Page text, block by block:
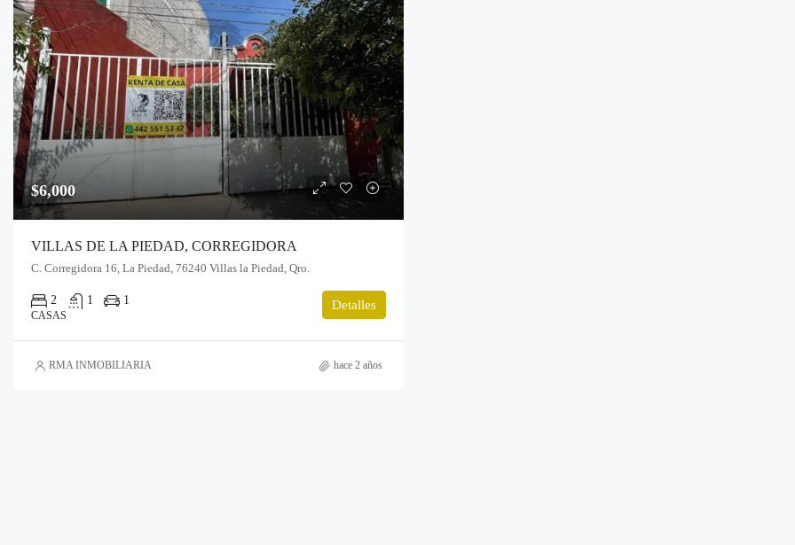
$6,000
VILLAS DE LA PIEDAD, CORREGIDORA
C. Corregidora 16, La Piedad, 76240 Villas la Piedad, Qro.
2 1 1
CASAS
Detalles
RMA INMOBILIARIA hace 2 años